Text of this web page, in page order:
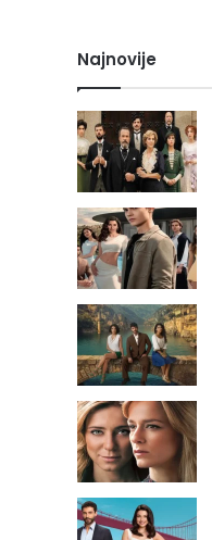
Najnovije